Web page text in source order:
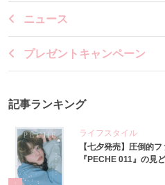
ニュース
プレゼントキャンペーン
記事ランキング
ライフスタイル
【七夕発売】圧倒的
『PECHE 011』の見